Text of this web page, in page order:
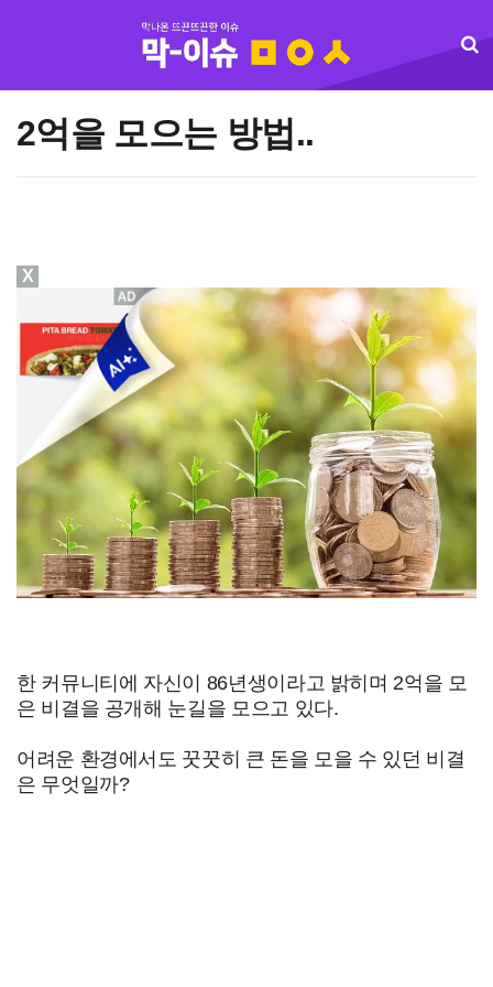
2억을 모으는 방법..
한 커뮤니티에 자신이 86년생이라고 밝히며 2억을 모
은 비결을 공개해 눈길을 모으고 있다.
어려운 환경에서도 꿋꿋히 큰 돈을 모을 수 있던 비결
은 무엇일까?
X